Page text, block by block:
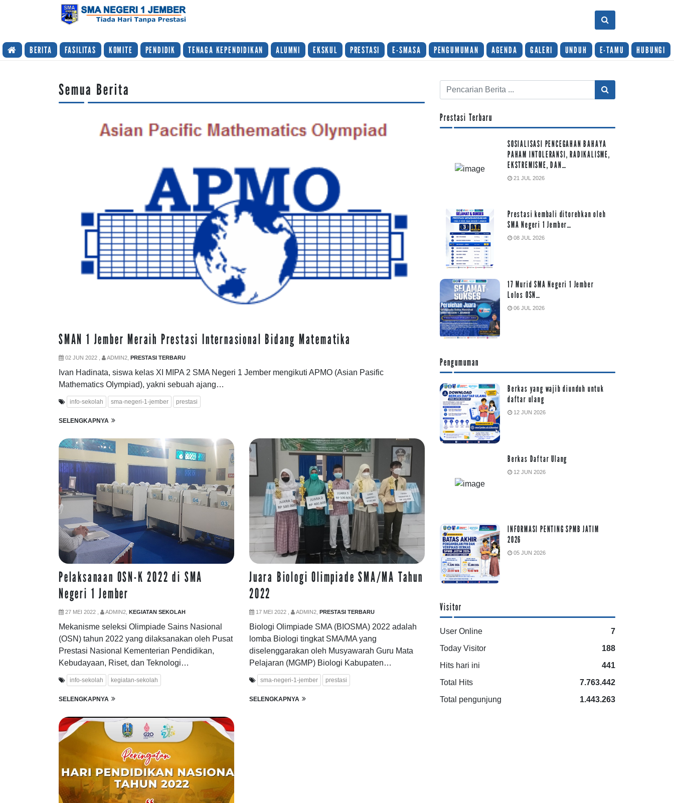
BERITA FASILITAS KOMITE PENDIDIK TENAGA KEPENDIDIKAN ALUMNI EKSKUL PRESTASI E-SMASA PENGUMUMAN AGENDA GALERI UNDUH E-TAMU HUBUNGI
Semua Berita
SMAN 1 Jember Meraih Prestasi Internasional Bidang Matematika
02 JUN 2022 , ADMIN2, PRESTASI TERBARU
Ivan Hadinata, siswa kelas XI MIPA 2 SMA Negeri 1 Jember mengikuti APMO (Asian Pasific
Mathematics Olympiad), yakni sebuah ajang…
info-sekolah sma-negeri-1-jember prestasi
SELENGKAPNYA
Pelaksanaan OSN-K 2022 di SMA
Negeri 1 Jember
27 MEI 2022 , ADMIN2, KEGIATAN SEKOLAH
Mekanisme seleksi Olimpiade Sains Nasional
(OSN) tahun 2022 yang dilaksanakan oleh Pusat
Prestasi Nasional Kementerian Pendidikan,
Kebudayaan, Riset, dan Teknologi…
info-sekolah kegiatan-sekolah
SELENGKAPNYA
Juara Biologi Olimpiade SMA/MA Tahun
2022
17 MEI 2022 , ADMIN2, PRESTASI TERBARU
Biologi Olimpiade SMA (BIOSMA) 2022 adalah
lomba Biologi tingkat SMA/MA yang
diselenggarakan oleh Musyawarah Guru Mata
Pelajaran (MGMP) Biologi Kabupaten…
sma-negeri-1-jember prestasi
SELENGKAPNYA
Prestasi Terbaru
SOSIALISASI PENCEGAHAN BAHAYA
PAHAM INTOLERANSI, RADIKALISME,
EKSTREMISME, DAN…
21 JUL 2026
Prestasi kembali ditorehkan oleh
SMA Negeri 1 Jember…
08 JUL 2026
17 Murid SMA Negeri 1 Jember
Lolos OSN…
06 JUL 2026
Pengumuman
Berkas yang wajib diunduh untuk
daftar ulang
12 JUN 2026
Berkas Daftar Ulang
12 JUN 2026
INFORMASI PENTING SPMB JATIM
2026
05 JUN 2026
Visitor
User Online
7
Today Visitor
188
Hits hari ini
441
Total Hits
7.763.442
Total pengunjung
1.443.263